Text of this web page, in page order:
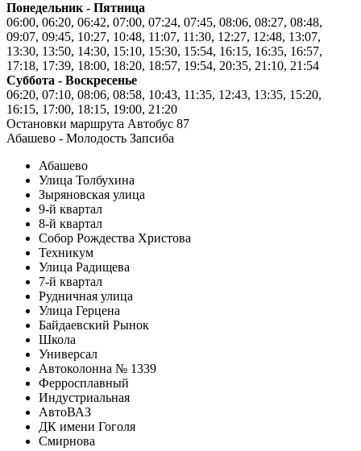
Понедельник - Пятница
06:00, 06:20, 06:42, 07:00, 07:24, 07:45, 08:06, 08:27, 08:48,
09:07, 09:45, 10:27, 10:48, 11:07, 11:30, 12:27, 12:48, 13:07,
13:30, 13:50, 14:30, 15:10, 15:30, 15:54, 16:15, 16:35, 16:57,
17:18, 17:39, 18:00, 18:20, 18:57, 19:54, 20:35, 21:10, 21:54
Суббота - Воскресенье
06:20, 07:10, 08:06, 08:58, 10:43, 11:35, 12:43, 13:35, 15:20,
16:15, 17:00, 18:15, 19:00, 21:20
Остановки маршрута Автобус 87
Абашево - Молодость Запсиба
Абашево
Улица Толбухина
Зыряновская улица
9-й квартал
8-й квартал
Собор Рождества Христова
Техникум
Улица Радищева
7-й квартал
Рудничная улица
Улица Герцена
Байдаевский Рынок
Школа
Универсал
Автоколонна № 1339
Ферросплавный
Индустриальная
АвтоВАЗ
ДК имени Гоголя
Смирнова